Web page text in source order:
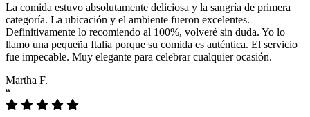
La comida estuvo absolutamente deliciosa y la sangría de primera
categoría. La ubicación y el ambiente fueron excelentes.
Definitivamente lo recomiendo al 100%, volveré sin duda. Yo lo
llamo una pequeña Italia porque su comida es auténtica. El servicio
fue impecable. Muy elegante para celebrar cualquier ocasión.
Martha F.
“